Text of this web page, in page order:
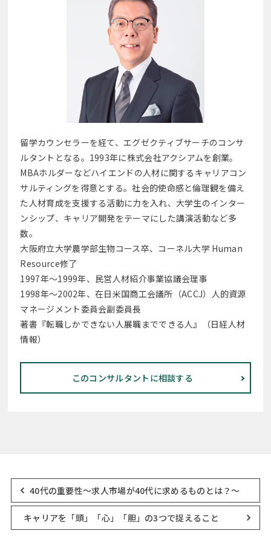
留学カウンセラーを経て、エグゼクティブサーチのコンサ
ルタントとなる。1993年に株式会社アクシアムを創業。
MBAホルダーなどハイエンドの人材に関するキャリアコン
サルティングを得意とする。社会的使命感と倫理観を備え
た人材育成を支援する活動に力を入れ、大学生のインター
ンシップ、キャリア開発をテーマにした講演活動など多
数。
大阪府立大学農学部生物コース卒、コーネル大学 Human
Resource修了
1997年～1999年、民営人材紹介事業協議会理事
1998年～2002年、在日米国商工会議所（ACCJ）人的資源
マネージメント委員会副委員長
著書『転職しかできない人展職までできる人』（日経人材
情報）
このコンサルタントに相談する
40代の重要性～求人市場が40代に求めるものとは？～
キャリアを「頭」「心」「胆」の3つで捉えること